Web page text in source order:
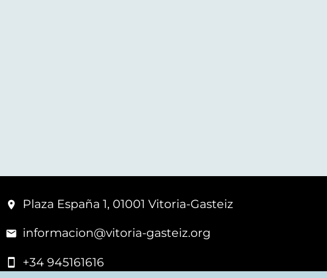
Plaza España 1, 01001 Vitoria-Gasteiz
informacion@vitoria-gasteiz.org
+34 945161616